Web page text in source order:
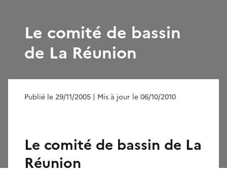
Le comité de bassin
de La Réunion
Publié le 29/11/2005 | Mis à jour le 06/10/2010
Le comité de bassin de La
Réunion